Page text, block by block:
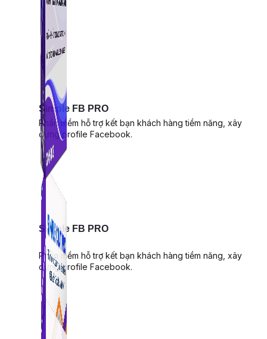
Simple FB PRO
Phần mềm hỗ trợ kết bạn khách hàng tiềm năng, xây
dựng profile Facebook.
Simple FB PRO
Phần mềm hỗ trợ kết bạn khách hàng tiềm năng, xây
dựng profile Facebook.